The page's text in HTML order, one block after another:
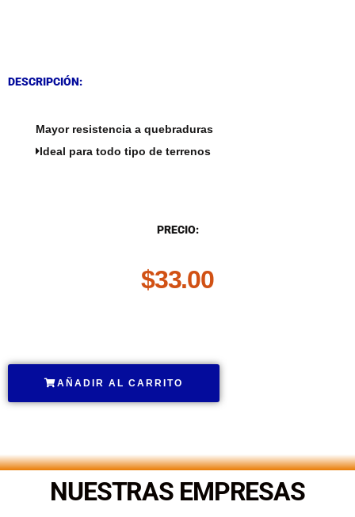
DESCRIPCIÓN:
Mayor resistencia a quebraduras
Ideal para todo tipo de terrenos
PRECIO:
$33.00
AÑADIR AL CARRITO
NUESTRAS EMPRESAS